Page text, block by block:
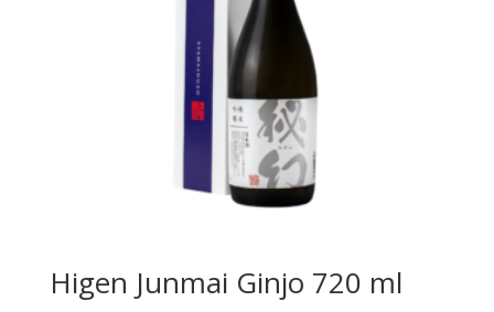
Higen Junmai Ginjo 720 ml